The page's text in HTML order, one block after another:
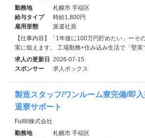
勤務地
札幌市 手稲区
給与タイプ
時給1,800円
雇用形態
派遣社員
【仕事内容】「1年後に100万円貯めたい」ーそ
実に狙えます。 工場勤務×住み込み生活で「堅実
求人の更新日 2026-07-15
スポンサー
求人ボックス
製造スタッフ/ワンルーム寮完備/即
退寮サポート
Fulfill株式会社
勤務地
札幌市 手稲区